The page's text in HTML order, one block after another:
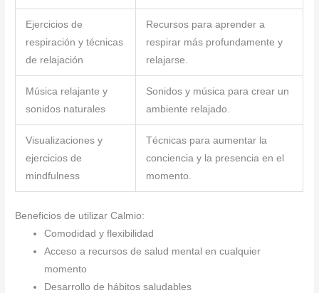
Ejercicios de
respiración y técnicas
de relajación
Recursos para aprender a
respirar más profundamente y
relajarse.
Música relajante y
sonidos naturales
Sonidos y música para crear un
ambiente relajado.
Visualizaciones y
ejercicios de
mindfulness
Técnicas para aumentar la
conciencia y la presencia en el
momento.
Beneficios de utilizar Calmio:
Comodidad y flexibilidad
Acceso a recursos de salud mental en cualquier
momento
Desarrollo de hábitos saludables